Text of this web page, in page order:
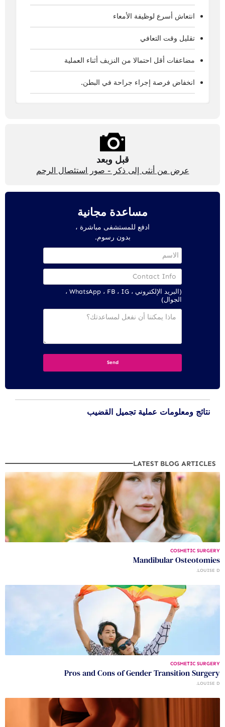
انتعاش أسرع لوظيفة الأمعاء
تقليل وقت التعافي
مضاعفات أقل احتمالا من النزيف أثناء العملية
انخفاض فرصة إجراء جراحة في البطن.
قبل وبعد
عرض من أنثى إلى ذكر - صور استئصال الرحم
مساعدة مجانية
ادفع للمستشفى مباشرة ،
بدون رسوم.
(البريد الإلكتروني ، WhatsApp ، FB ، IG ،
الجوال)
نتائج ومعلومات عملية تجميل القضيب
LATEST BLOG ARTICLES
COSMETIC SURGERY
Mandibular Osteotomies
LOUISE D.
COSMETIC SURGERY
Pros and Cons of Gender Transition Surgery
LOUISE D.